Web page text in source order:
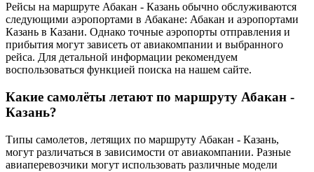
Рейсы на маршруте Абакан - Казань обычно обслуживаются
следующими аэропортами в Абакане: Абакан и аэропортами
Казань в Казани. Однако точные аэропорты отправления и
прибытия могут зависеть от авиакомпании и выбранного
рейса. Для детальной информации рекомендуем
воспользоваться функцией поиска на нашем сайте.
Какие самолёты летают по маршруту Абакан -
Казань?
Типы самолетов, летящих по маршруту Абакан - Казань,
могут различаться в зависимости от авиакомпании. Разные
авиаперевозчики могут использовать различные модели